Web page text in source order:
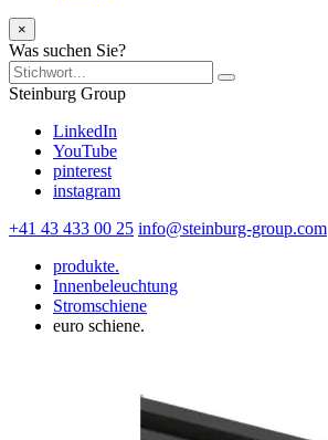
×
Was suchen Sie?
Steinburg Group
LinkedIn
YouTube
pinterest
instagram
+41 43 433 00 25 info@steinburg-group.com
produkte.
Innenbeleuchtung
Stromschiene
euro schiene.